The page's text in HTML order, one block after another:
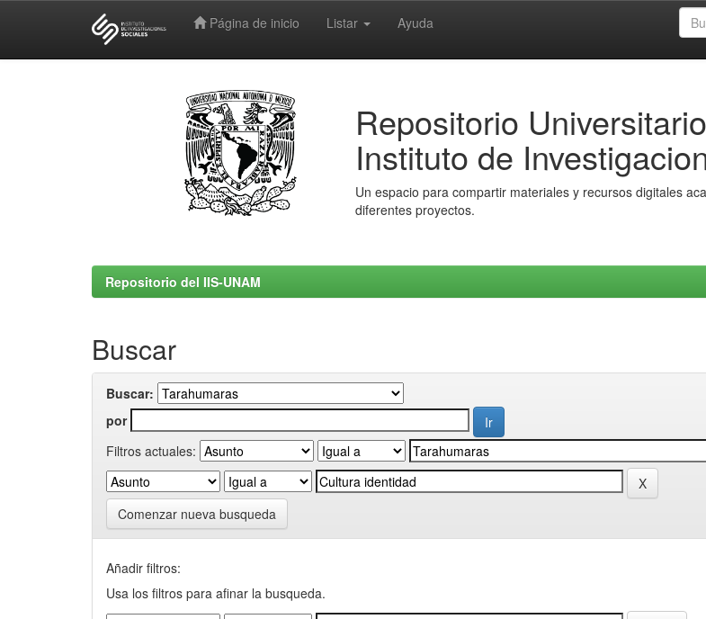
Página de inicio Listar Ayuda
Repositorio
Instituto de
Un espacio para compartir materiales y recursos digitales
diferentes proyectos.
Repositorio del IIS-UNAM
Buscar
Buscar:
por
Filtros actuales:
Comenzar nueva busqueda
Añadir filtros:
Usa los filtros para afinar la busqueda.